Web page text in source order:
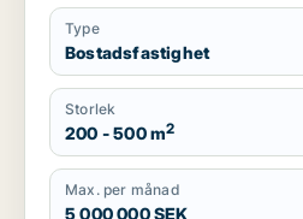
Type
Bostadsfastighet
Storlek
200 - 500 m2
Max. per månad
5 000 000 SEK